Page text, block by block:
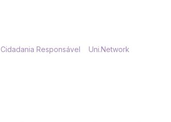
Cidadania Responsável Uni.Network